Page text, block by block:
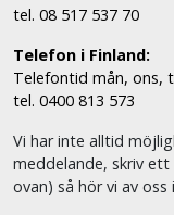
tel. 08 517 537 70
Telefon i Finland:
Telefontid mån, ons,
tel. 0400 813 573
Vi har inte alltid
meddelande, skriv
ovan) så hör vi av